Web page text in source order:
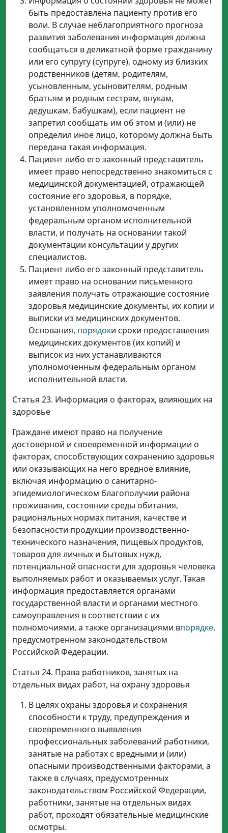
быть предоставлена пациенту против его
воли. В случае неблагоприятного прогноза
развития заболевания информация должна
сообщаться в деликатной форме гражданину
или его супругу (супруге), одному из близких
родственников (детям, родителям,
усыновленным, усыновителям, родным
братьям и родным сестрам, внукам,
дедушкам, бабушкам), если пациент не
запретил сообщать им об этом и (или) не
определил иное лицо, которому должна быть
передана такая информация.
Пациент либо его законный представитель
имеет право непосредственно знакомиться с
медицинской документацией, отражающей
состояние его здоровья, в порядке,
установленном уполномоченным
федеральным органом исполнительной
власти, и получать на основании такой
документации консультации у других
специалистов.
Пациент либо его законный представитель
имеет право на основании письменного
заявления получать отражающие состояние
здоровья медицинские документы, их копии и
выписки из медицинских документов.
Основания, порядоки сроки предоставления
медицинских документов (их копий) и
выписок из них устанавливаются
уполномоченным федеральным органом
исполнительной власти.
Статья 23. Информация о факторах, влияющих на
здоровье
Граждане имеют право на получение
достоверной и своевременной информации о
факторах, способствующих сохранению здоровья
или оказывающих на него вредное влияние,
включая информацию о санитарно-
эпидемиологическом благополучии района
проживания, состоянии среды обитания,
рациональных нормах питания, качестве и
безопасности продукции производственно-
технического назначения, пищевых продуктов,
товаров для личных и бытовых нужд,
потенциальной опасности для здоровья человека
выполняемых работ и оказываемых услуг. Такая
информация предоставляется органами
государственной власти и органами местного
самоуправления в соответствии с их
полномочиями, а также организациями впорядке,
предусмотренном законодательством
Российской Федерации.
Статья 24. Права работников, занятых на
отдельных видах работ, на охрану здоровья
В целях охраны здоровья и сохранения
способности к труду, предупреждения и
своевременного выявления
профессиональных заболеваний работники,
занятые на работах с вредными и (или)
опасными производственными факторами, а
также в случаях, предусмотренных
законодательством Российской Федерации,
работники, занятые на отдельных видах
работ, проходят обязательные медицинские
осмотры.